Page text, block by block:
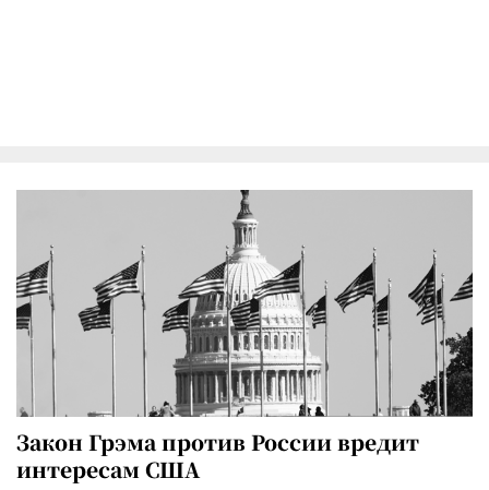
Закон Грэма против России вредит
интересам США